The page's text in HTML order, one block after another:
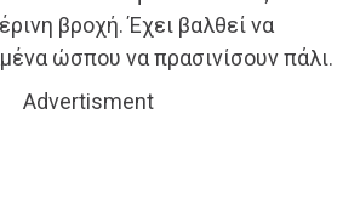
βροχή. Έχει βαλθεί να
ώσπου να πρασινίσουν πάλι.
Advertisment